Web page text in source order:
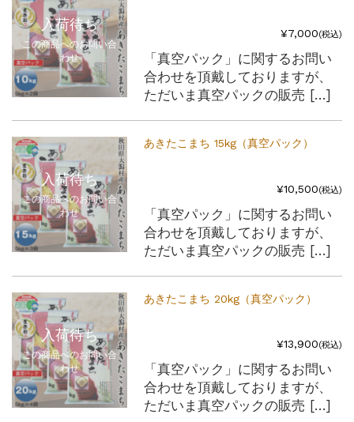
入荷待ち
この商品へのお問い合
わせ
¥7,000(税込)
「真空パック」に関するお問い
合わせを頂戴しておりますが、
ただいま真空パックの販売 […]
入荷待ち
この商品へのお問い合
わせ
あきたこまち 15kg（真空パック）
¥10,500(税込)
「真空パック」に関するお問い
合わせを頂戴しておりますが、
ただいま真空パックの販売 […]
入荷待ち
この商品へのお問い合
わせ
あきたこまち 20kg（真空パック）
¥13,900(税込)
「真空パック」に関するお問い
合わせを頂戴しておりますが、
ただいま真空パックの販売 […]